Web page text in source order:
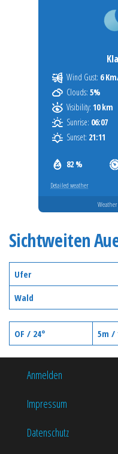
82 %
Wind Gust: 6
Clouds: 5%
Visibility: 10 km
Sunrise: 06:07
Sunset: 21:11
Detailed weather
Sichtweiten
Ufer
Wald
OF / 24° 5m /
Anmelden
Impressum
Datenschutz